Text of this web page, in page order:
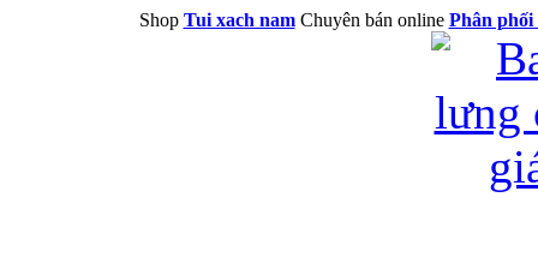
Shop Tui xach namChuyên bán online Phân phối